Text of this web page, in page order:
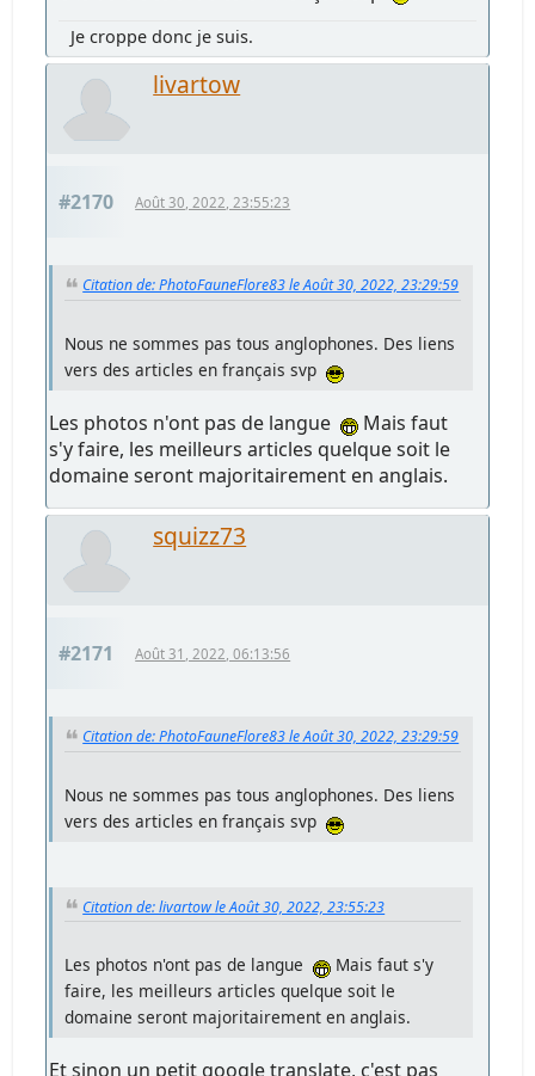
Je croppe donc je suis.
livartow
#2170 Août 30, 2022, 23:55:23
Citation de: PhotoFauneFlore83 le Août 30, 2022, 23:29:59
Nous ne sommes pas tous anglophones. Des liens
vers des articles en français svp
Les photos n'ont pas de langue
Mais faut
s'y faire, les meilleurs articles quelque soit le
domaine seront majoritairement en anglais.
squizz73
#2171 Août 31, 2022, 06:13:56
Citation de: PhotoFauneFlore83 le Août 30, 2022, 23:29:59
Nous ne sommes pas tous anglophones. Des liens
vers des articles en français svp
Citation de: livartow le Août 30, 2022, 23:55:23
Les photos n'ont pas de langue
Mais faut s'y
faire, les meilleurs articles quelque soit le
domaine seront majoritairement en anglais.
Et sinon un petit google translate, c'est pas